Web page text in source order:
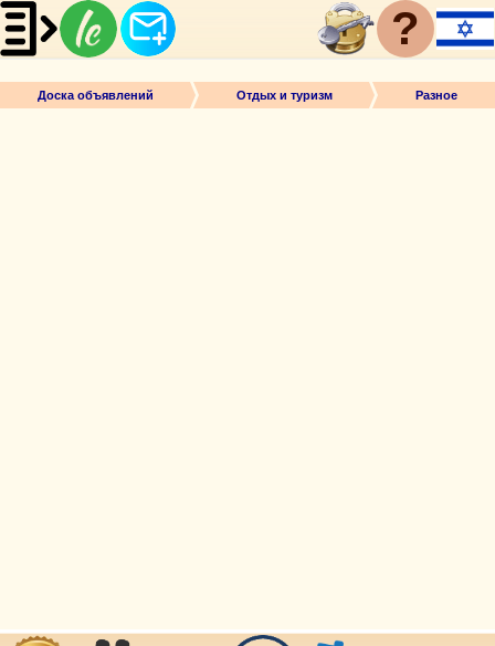
?
Доска объявлений Отдых и туризм Разное